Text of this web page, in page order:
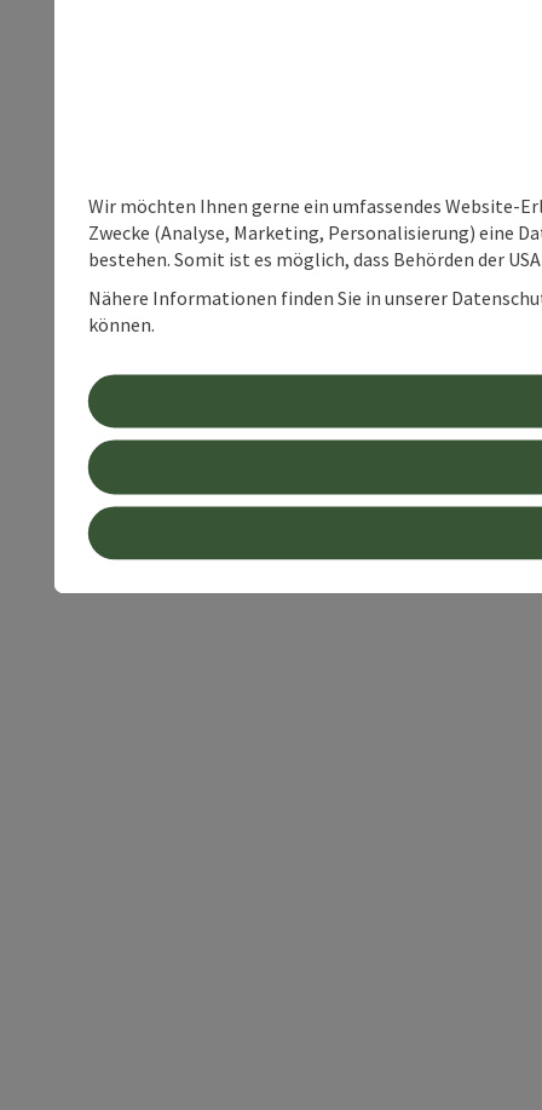
Wir möchten Ihnen gerne ein umfassendes Website-
Zwecke (Analyse, Marketing, Personalisierung) eine
bestehen. Somit ist es möglich, dass Behörden der
Nähere Informationen finden Sie in unserer
können.